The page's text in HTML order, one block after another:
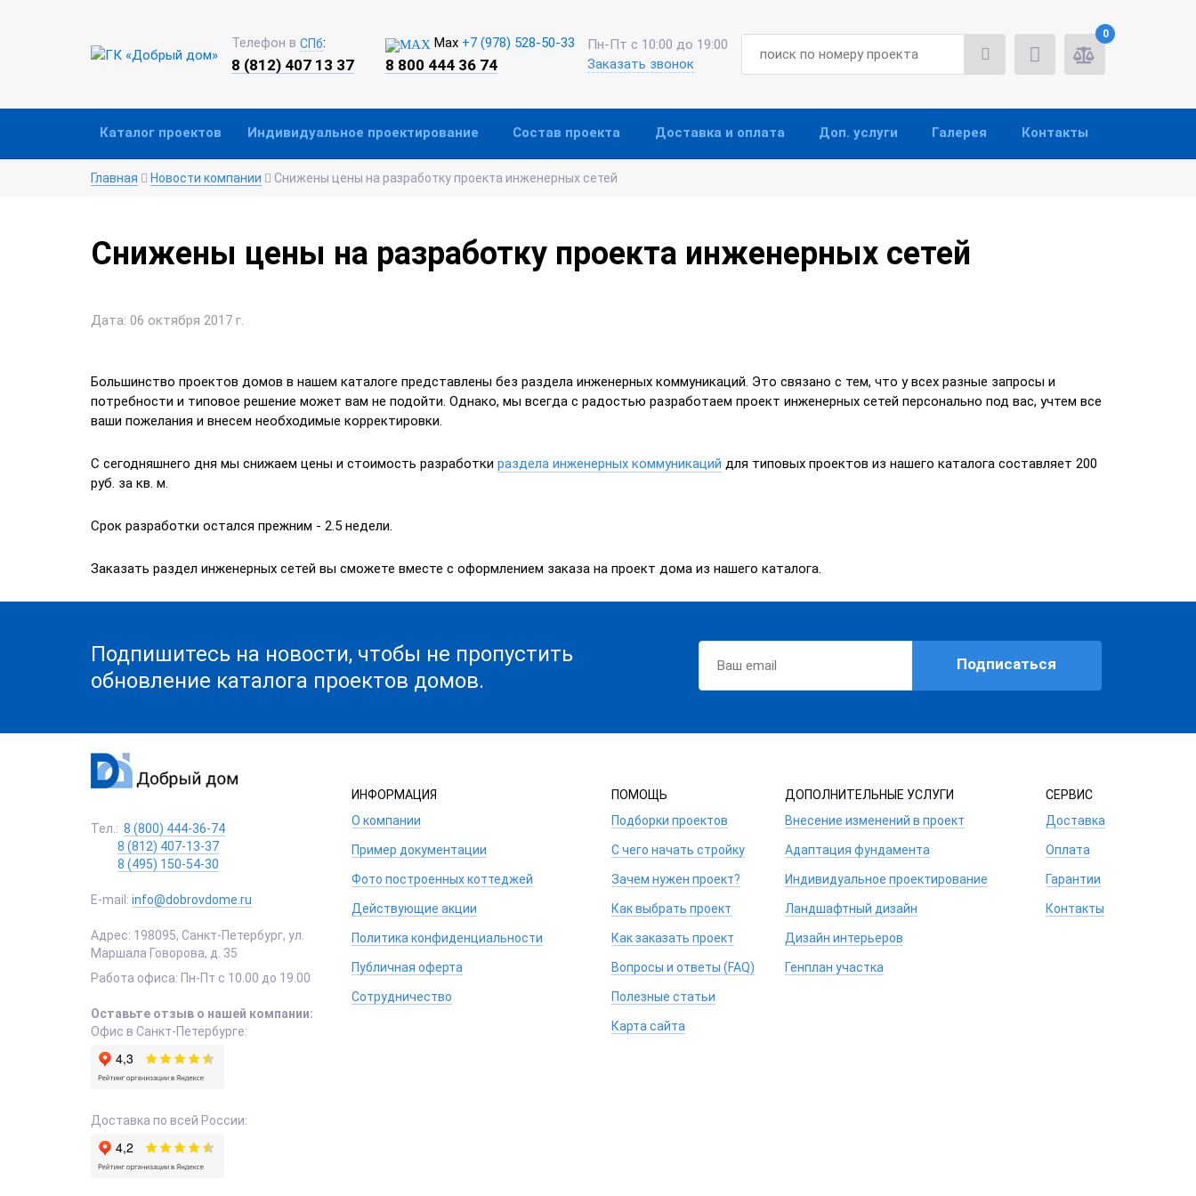
Телефон в СПб:
8 (812) 407 13 37
Max +7 (978) 528-50-33
8 800 444 36 74
Пн-Пт с 10:00 до 19:00
Заказать звонок
0
Каталог проектов Индивидуальное проектирование Состав проекта Доставка и оплата Доп. услуги Галерея Контакты
Главная Новости компании Снижены цены на разработку проекта инженерных сетей
Снижены цены на разработку проекта инженерных сетей
Дата: 06 октября 2017 г.
Большинство проектов домов в нашем каталоге представлены без раздела инженерных коммуникаций. Это связано с тем, что у всех разные запросы и
потребности и типовое решение может вам не подойти. Однако, мы всегда с радостью разработаем проект инженерных сетей персонально под вас, учтем все
ваши пожелания и внесем необходимые корректировки.
С сегодняшнего дня мы снижаем цены и стоимость разработки раздела инженерных коммуникаций для типовых проектов из нашего каталога составляет 200
руб. за кв. м.
Срок разработки остался прежним - 2.5 недели.
Заказать раздел инженерных сетей вы сможете вместе с оформлением заказа на проект дома из нашего каталога.
Подпишитесь на новости, чтобы не пропустить
обновление каталога проектов домов.
Подписаться
Тел.: 8 (800) 444-36-74
8 (812) 407-13-37
8 (495) 150-54-30
E-mail: info@dobrovdome.ru
Адрес: 198095, Санкт-Петербург, ул.
Маршала Говорова, д. 35
Работа офиса: Пн-Пт с 10.00 до 19.00
Оставьте отзыв о нашей компании:
Офис в Санкт-Петербурге:
Доставка по всей России:
ИНФОРМАЦИЯ
О компании
Пример документации
Фото построенных коттеджей
Действующие акции
Политика конфиденциальности
Публичная оферта
Сотрудничество
ПОМОЩЬ
Подборки проектов
С чего начать стройку
Зачем нужен проект?
Как выбрать проект
Как заказать проект
Вопросы и ответы (FAQ)
Полезные статьи
Карта сайта
ДОПОЛНИТЕЛЬНЫЕ УСЛУГИ
Внесение изменений в проект
Адаптация фундамента
Индивидуальное проектирование
Ландшафтный дизайн
Дизайн интерьеров
Генплан участка
СЕРВИС
Доставка
Оплата
Гарантии
Контакты